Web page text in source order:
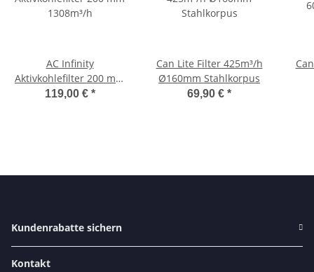
AC Infinity
Aktivkohlefilter 200 mm
1308m³/h
119,00 € *
Can Lite Filter 425m³/h
Ø160mm Stahlkorpus
69,90 € *
Kundenrabatte sichern
Kontakt